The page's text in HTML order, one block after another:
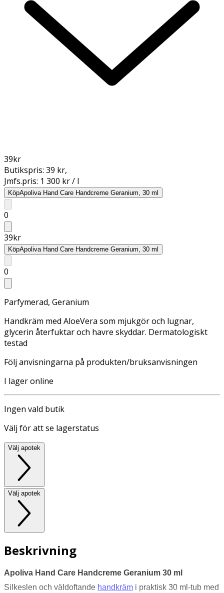
39kr
Butikspris: 39 kr,
Jmfs.pris: 1 300 kr / l
KöpApoliva Hand Care Handcreme Geranium, 30 ml
0
39kr
KöpApoliva Hand Care Handcreme Geranium, 30 ml
0
Parfymerad, Geranium
Handkräm med AloeVera som mjukgör och lugnar,
glycerin återfuktar och havre skyddar. Dermatologiskt
testad
Följ anvisningarna på produkten/bruksanvisningen
I lager online
Ingen vald butik
Välj för att se lagerstatus
Välj apotek
Välj apotek
Beskrivning
Apoliva Hand Care Handcreme Geranium 30 ml
Silkeslen och väldoftande handkräm i praktisk 30 ml-tub med